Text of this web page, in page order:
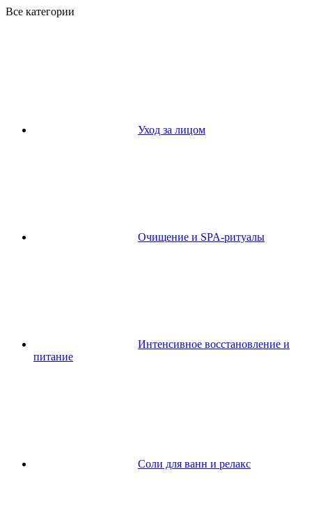
Все категории
Уход за лицом
Очищение и SPA-ритуалы
Интенсивное восстановление и
питание
Соли для ванн и релакс